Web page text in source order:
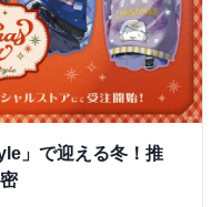
」で迎える冬！推